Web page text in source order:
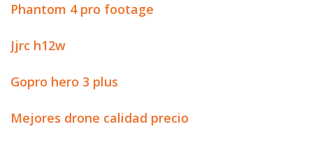
Phantom 4 pro footage
Jjrc h12w
Gopro hero 3 plus
Mejores drone calidad precio